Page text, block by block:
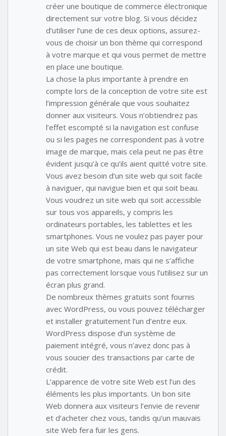
créer une boutique de commerce électronique
directement sur votre blog. Si vous décidez
d’utiliser l’une de ces deux options, assurez-
vous de choisir un bon thème qui correspond
à votre marque et qui vous permet de mettre
en place une boutique.
La chose la plus importante à prendre en
compte lors de la conception de votre site est
l’impression générale que vous souhaitez
donner aux visiteurs. Vous n’obtiendrez pas
l’effet escompté si la navigation est confuse
ou si les pages ne correspondent pas à votre
image de marque, mais cela peut ne pas être
évident jusqu’à ce qu’ils aient quitté votre site.
Vous avez besoin d’un site web qui soit facile
à naviguer, qui navigue bien et qui soit beau.
Vous voudrez un site web qui soit accessible
sur tous vos appareils, y compris les
ordinateurs portables, les tablettes et les
smartphones. Vous ne voulez pas payer pour
un site Web qui est beau dans le navigateur
de votre smartphone, mais qui ne s’affiche
pas correctement lorsque vous l’utilisez sur un
écran plus grand.
De nombreux thèmes gratuits sont fournis
avec WordPress, ou vous pouvez télécharger
et installer gratuitement l’un d’entre eux.
WordPress dispose d’un système de
paiement intégré, vous n’avez donc pas à
vous soucier des transactions par carte de
crédit.
L’apparence de votre site Web est l’un des
éléments les plus importants. Un bon site
Web donnera aux visiteurs l’envie de revenir
et d’acheter chez vous, tandis qu’un mauvais
site Web fera fuir les gens.